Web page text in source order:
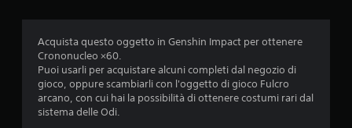
Acquista questo oggetto in Genshin Impact per ottenere
Crononucleo ×60.
Puoi usarli per acquistare alcuni completi dal negozio di
gioco, oppure scambiarli con l'oggetto di gioco Fulcro
arcano, con cui hai la possibilità di ottenere costumi rari dal
sistema delle Odi.